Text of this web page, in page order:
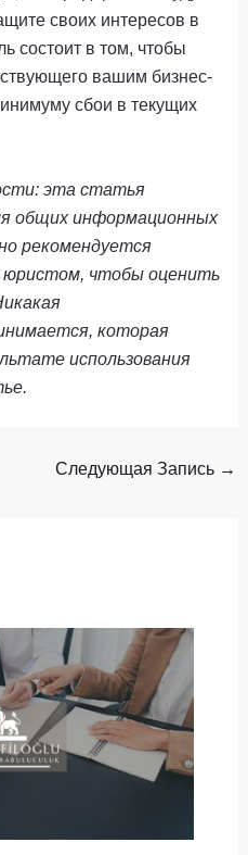
своих интересов в
состоит в том, чтобы
вашим бизнес-
сбои в текущих
эта статья
общих информационных
рекомендуется
юристом, чтобы оценить
которая
использования
Следующая Запись →